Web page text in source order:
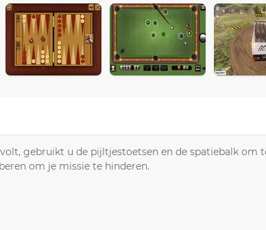
gebruikt u de pijltjestoetsen en de spatiebalk om
om je missie te hinderen.